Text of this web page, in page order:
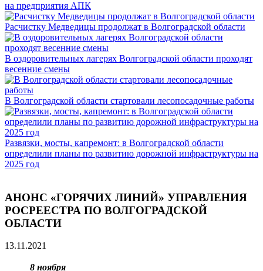
на предприятия АПК
Расчистку Медведицы продолжат в Волгоградской области
В оздоровительных лагерях Волгоградской области проходят
весенние смены
В Волгоградской области стартовали лесопосадочные работы
Развязки, мосты, капремонт: в Волгоградской области
определили планы по развитию дорожной инфраструктуры на
2025 год
АНОНС «ГОРЯЧИХ ЛИНИЙ» УПРАВЛЕНИЯ
РОСРЕЕСТРА ПО ВОЛГОГРАДСКОЙ
ОБЛАСТИ
13.11.2021
8 ноября